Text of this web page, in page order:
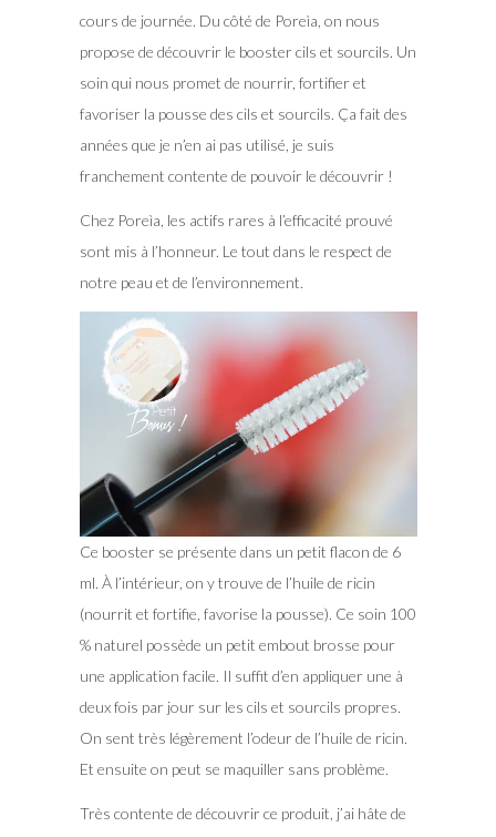
cours de journée. Du côté de Poreìa, on nous
propose de découvrir le booster cils et sourcils. Un
soin qui nous promet de nourrir, fortifier et
favoriser la pousse des cils et sourcils. Ça fait des
années que je n’en ai pas utilisé, je suis
franchement contente de pouvoir le découvrir !
Chez Poreìa, les actifs rares à l’efficacité prouvé
sont mis à l’honneur. Le tout dans le respect de
notre peau et de l’environnement.
Ce booster se présente dans un petit flacon de 6
ml. À l’intérieur, on y trouve de l’huile de ricin
(nourrit et fortifie, favorise la pousse). Ce soin 100
% naturel possède un petit embout brosse pour
une application facile. Il suffit d’en appliquer une à
deux fois par jour sur les cils et sourcils propres.
On sent très légèrement l’odeur de l’huile de ricin.
Et ensuite on peut se maquiller sans problème.
Très contente de découvrir ce produit, j’ai hâte de